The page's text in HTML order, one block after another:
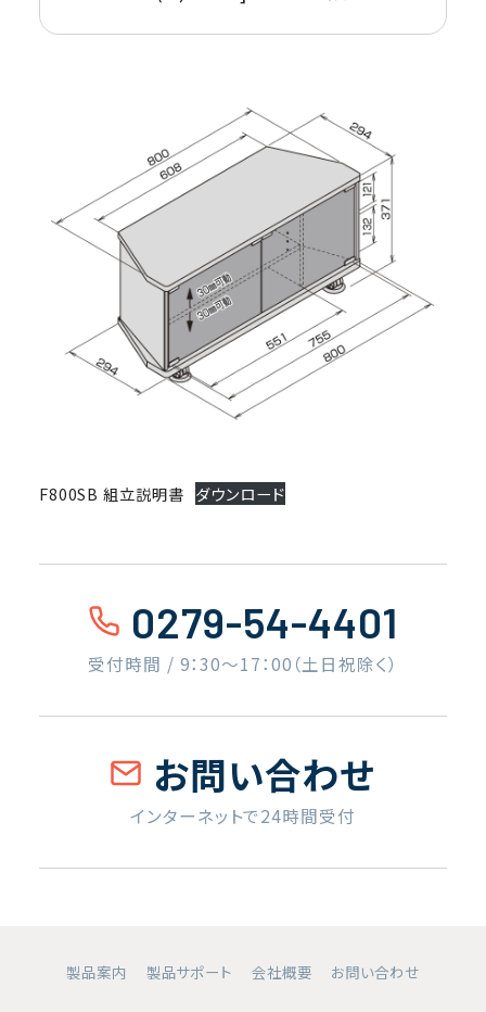
F800SB 組立説明書 ダウンロード
0279-54-4401
受付時間 / 9：30〜17：00（土日祝除く）
お問い合わせ
インターネットで24時間受付
製品案内 製品サポート 会社概要 お問い合わせ